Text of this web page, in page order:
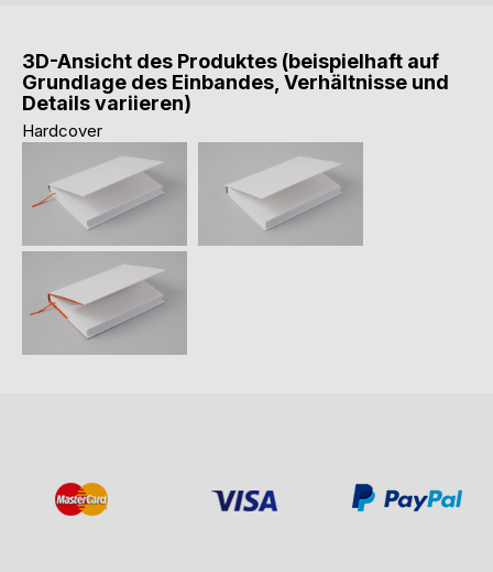
3D-Ansicht des Produktes (beispielhaft auf
Grundlage des Einbandes, Verhältnisse und
Details variieren)
Hardcover